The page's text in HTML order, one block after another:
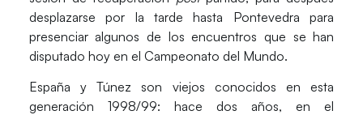
desplazarse por la tarde hasta Pontevedra para
presenciar algunos de los encuentros que se han
disputado hoy en el Campeonato del Mundo.
España y Túnez son viejos conocidos en esta
generación 1998/99: hace dos años, en el